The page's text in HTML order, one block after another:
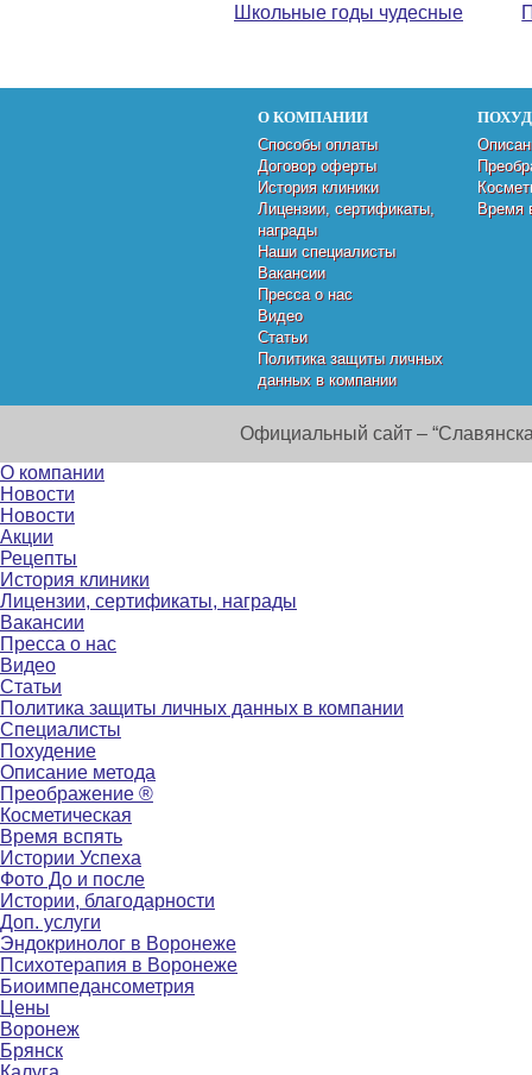
Школьные годы чудесные
О КОМПАНИИ
Способы оплаты
Договор оферты
История клиники
Лицензии, сертификаты,
награды
Наши специалисты
Вакансии
Пресса о нас
Видео
Статьи
Политика защиты личных
данных в компании
Время
Официальный сайт –
О компании
Новости
Новости
Акции
Рецепты
История клиники
Лицензии, сертификаты, награды
Вакансии
Пресса о нас
Видео
Статьи
Политика защиты личных данных в компании
Специалисты
Похудение
Описание метода
Преображение ®
Косметическая
Время вспять
Истории Успеха
Фото До и после
Истории, благодарности
Доп. услуги
Эндокринолог в Воронеже
Психотерапия в Воронеже
Биоимпедансометрия
Цены
Воронеж
Брянск